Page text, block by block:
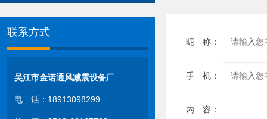
联系方式
吴江市金诺通风减震设备厂
电 话：18913098299
昵 称：
手 机：
内 容：